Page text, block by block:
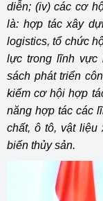
diễn; (iv) các cơ
là: hợp tác xây
logistics, tổ chức
lực trong lĩnh vực
sách phát triển
kiếm cơ hội hợp
năng hợp tác các
chất, ô tô, vật liệu
biến thủy sản.